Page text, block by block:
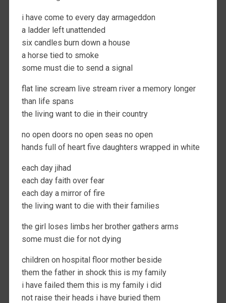
i have come to every day armageddon
a ladder left unattended
six candles burn down a house
a horse tied to smoke
some must die to send a signal
flat line scream live stream river a memory longer
than life spans
the living want to die in their country
no open doors no open seas no open
hands full of heart five daughters wrapped in white
each day jihad
each day faith over fear
each day a mirror of fire
the living want to die with their families
the girl loses limbs her brother gathers arms
some must die for not dying
children on hospital floor mother beside
them the father in shock this is my family
i have failed them this is my family i did
not raise their heads i have buried them